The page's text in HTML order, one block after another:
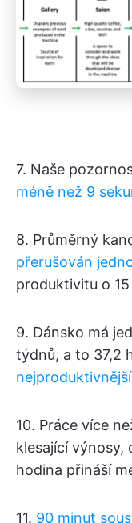
7. Naše
méně než 9
8. Průměrný
přerušován
produktivitu o 15
9. Dánsko má
týdnů, a to 37,2
10. Práce více
klesající výnosy,
hodina přináší
11. 90 minut